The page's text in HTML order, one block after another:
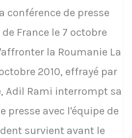
conférence de presse
France le 7 octobre
la Roumanie La
2010, effrayé par
Adil Rami interrompt sa
presse avec l'équipe de
survient avant le